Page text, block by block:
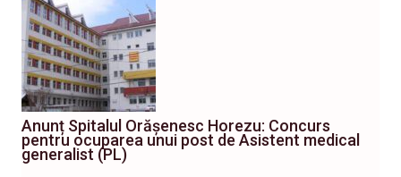
Anunț Spitalul Orășenesc Horezu: Concurs
pentru ocuparea unui post de Asistent medical
generalist (PL)